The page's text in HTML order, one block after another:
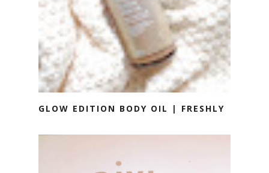
GLOW EDITION BODY OIL | FRESHLY